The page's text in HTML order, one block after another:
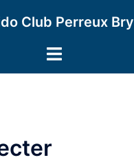
Club Perreux Bry
Ouvrir/fermer